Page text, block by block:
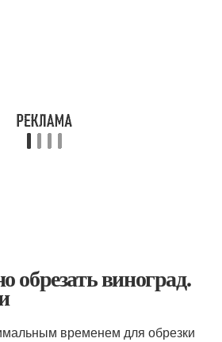
обрезать виноград.
временем для обрезки